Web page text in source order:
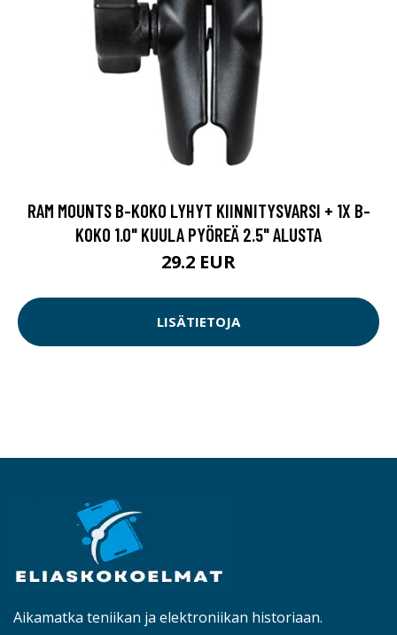
RAM MOUNTS B-KOKO LYHYT KIINNITYSVARSI + 1X B-
KOKO 1.0" KUULA PYÖREÄ 2.5" ALUSTA
29.2 EUR
LISÄTIETOJA
Aikamatka teniikan ja elektroniikan historiaan.